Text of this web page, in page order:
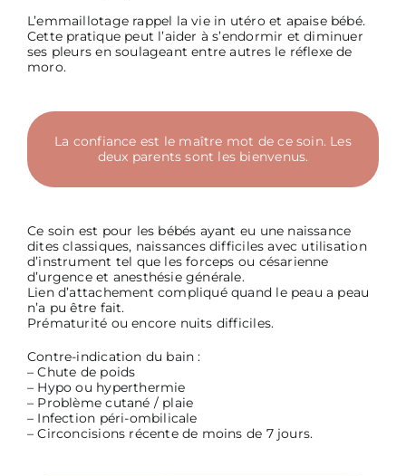
L’emmaillotage rappel la vie in utéro et apaise bébé.
Cette pratique peut l’aider à s’endormir et diminuer
ses pleurs en soulageant entre autres le réflexe de
moro.
La confiance est le maître mot de ce soin. Les
deux parents sont les bienvenus.
Ce soin est pour les bébés ayant eu une naissance
dites classiques, naissances difficiles avec utilisation
d’instrument tel que les forceps ou césarienne
d’urgence et anesthésie générale.
Lien d’attachement compliqué quand le peau a peau
n’a pu être fait.
Prématurité ou encore nuits difficiles.
Contre-indication du bain :
– Chute de poids
– Hypo ou hyperthermie
– Problème cutané / plaie
– Infection péri-ombilicale
– Circoncisions récente de moins de 7 jours.